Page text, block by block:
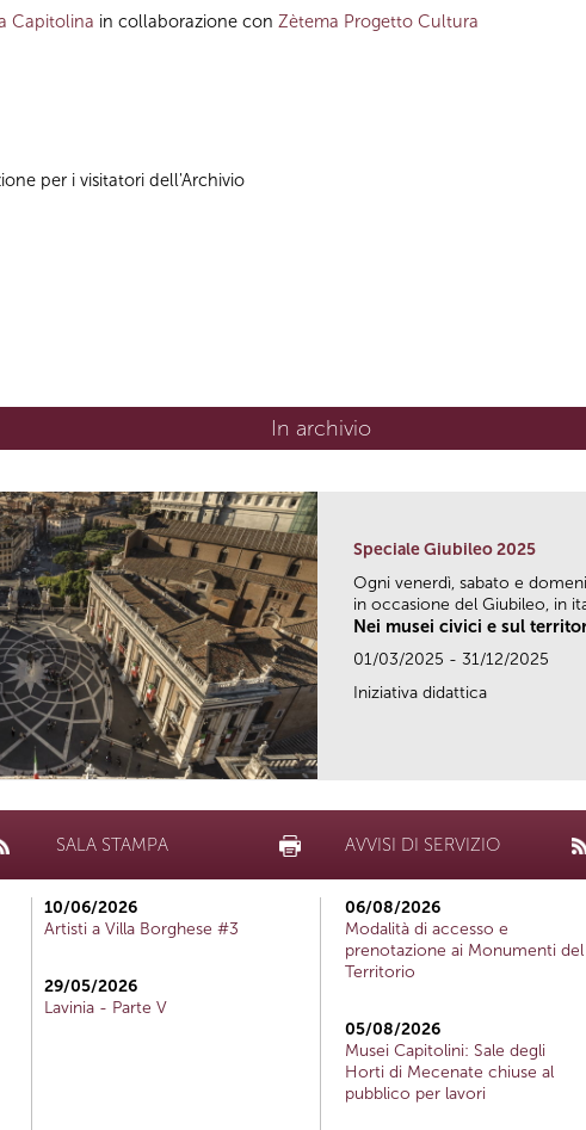
Capitolina in collaborazione con Zètema Progetto Cultura
per i visitatori dell'Archivio
In archivio
Speciale Giubileo 2025
Ogni venerdì, sabato e
in occasione del Giubileo, in
Nei musei civici e sul
01/03/2025 - 31/12/2025
Iniziativa didattica
SALA STAMPA
10/06/2026
Artisti a Villa Borghese #3
29/05/2026
Lavinia - Parte V
AVVISI DI SERVIZIO
06/08/2026
Modalità di accesso e
prenotazione ai Monumenti del
Territorio
05/08/2026
Musei Capitolini: Sale degli
Horti di Mecenate chiuse al
pubblico per lavori